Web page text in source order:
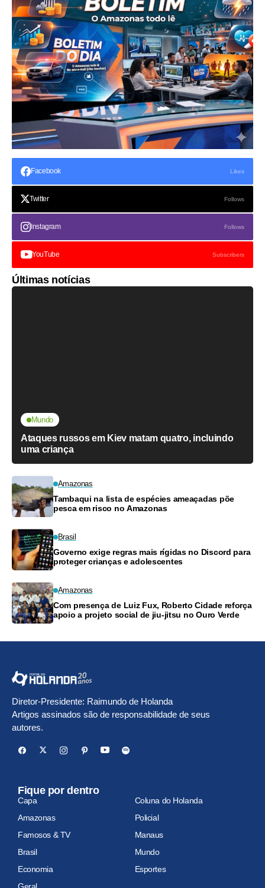
Facebook Likes
Twitter Follows
Instagram Follows
YouTube Subscribers
Últimas notícias
Mundo
Ataques russos em Kiev matam quatro, incluindo
uma criança
Amazonas
Tambaqui na lista de espécies ameaçadas põe
pesca em risco no Amazonas
Brasil
Governo exige regras mais rígidas no Discord para
proteger crianças e adolescentes
Amazonas
Com presença de Luiz Fux, Roberto Cidade reforça
apoio a projeto social de jiu-jitsu no Ouro Verde
Diretor-Presidente: Raimundo de Holanda
Artigos assinados são de responsabilidade de seus
autores.
Fique por dentro
Capa
Coluna do Holanda
Amazonas
Policial
Famosos & TV
Manaus
Brasil
Mundo
Economia
Esportes